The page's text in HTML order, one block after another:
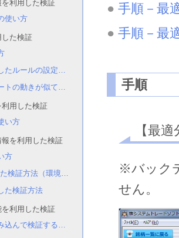
● 手順－最
● 手順－最
手順
【最
※バック
せん。